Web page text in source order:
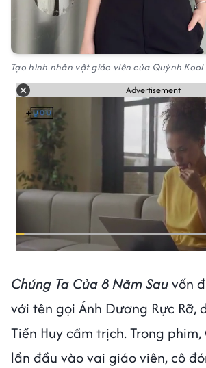
Tạo hình nhân vật giáo viên của Quỳnh
Advertisement
Chúng Ta Của 8 Năm Sauvốn
với tên gọi Ánh Dương Rực Rỡ,
Tiến Huy cầm trịch. Trong
lần đầu vào vai giáo viên, cô